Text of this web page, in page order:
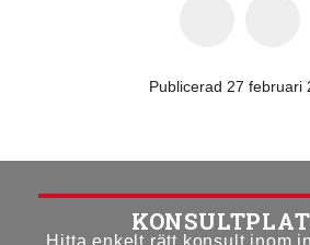
Publicerad 27 februari
Hitta enkelt rätt konsult inom